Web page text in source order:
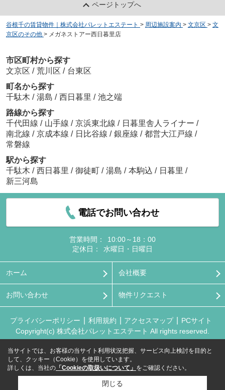
ページトップへ
谷根千の賃貸物件｜株式会社パレットエステート > 周辺施設案内 > 文京区 > 文
京区のその他 > メガネストアー西日暮里店
市区町村から探す
文京区 / 荒川区 / 台東区
町名から探す
千駄木 / 湯島 / 西日暮里 / 池之端
路線から探す
千代田線 / 山手線 / 京浜東北線 / 日暮里舎人ライナー /
南北線 / 京成本線 / 日比谷線 / 銀座線 / 都営大江戸線 /
常磐線
駅から探す
千駄木 / 西日暮里 / 御徒町 / 湯島 / 本駒込 / 日暮里 /
新三河島
電話でお問い合わせ
営業時間：
10:00～18：00
定休日：
水曜日・日曜日
ホーム 会社概要
お問い合わせ 物件リクエスト
プライバシーポリシー 利用規約 アクセスマップ
PCサイト
Copyright(c) 株式会社パレットエステート All rights reserved.
当サイトでは、お客様の当サイト利用状況把握、サービス向上検討を目的と
して、クッキー（Cookie）を使用しています。
詳しくは、当社の 「Cookieの取扱いについて」 をご確認ください。
閉じる